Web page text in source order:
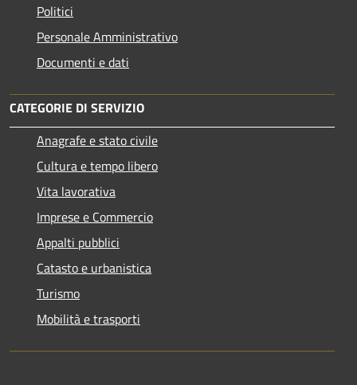
Politici
Personale Amministrativo
Documenti e dati
CATEGORIE DI SERVIZIO
Anagrafe e stato civile
Cultura e tempo libero
Vita lavorativa
Imprese e Commercio
Appalti pubblici
Catasto e urbanistica
Turismo
Mobilità e trasporti